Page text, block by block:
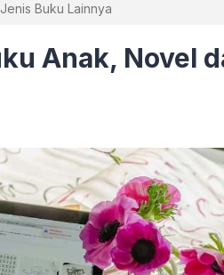
Buku Lainnya
Anak, Novel